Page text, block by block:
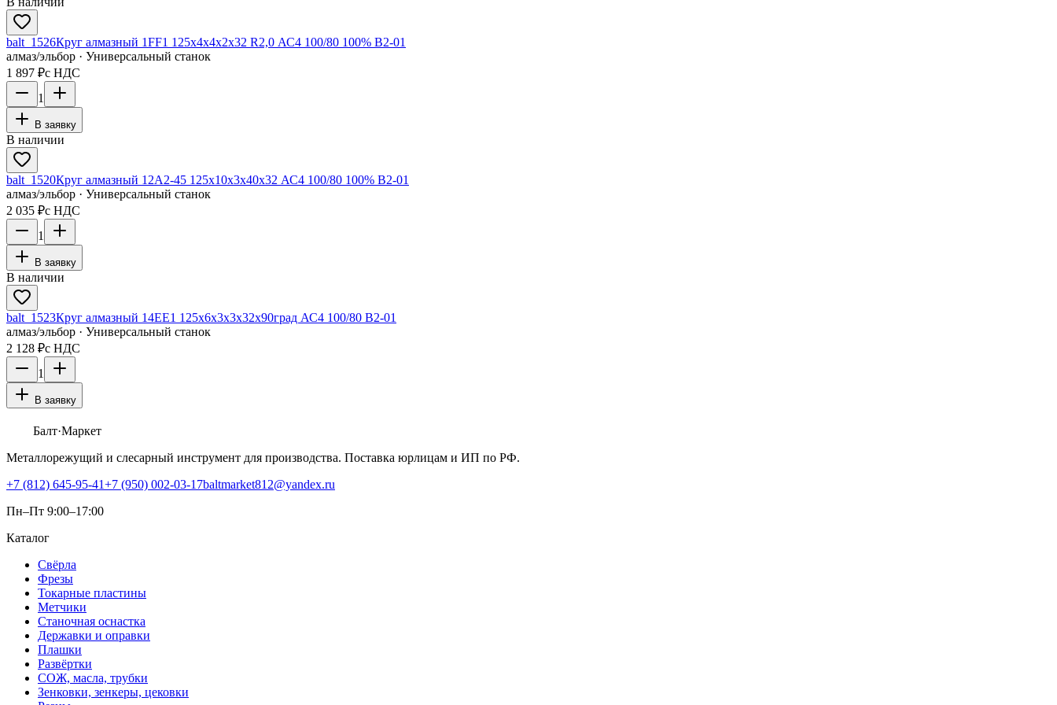
balt_1526Круг алмазный 1FF1 125х4х4х2х32 R2,0 АС4 100/80 100% В2-01
алмаз/эльбор · Универсальный станок
1 897 ₽с НДС
1
В заявку
В наличии
balt_1520Круг алмазный 12А2-45 125х10х3х40х32 АС4 100/80 100% В2-01
алмаз/эльбор · Универсальный станок
2 035 ₽с НДС
1
В заявку
В наличии
balt_1523Круг алмазный 14ЕЕ1 125х6х3х3х32х90град АС4 100/80 В2-01
алмаз/эльбор · Универсальный станок
2 128 ₽с НДС
1
В заявку
Балт·Маркет
Металлорежущий и слесарный инструмент для производства. Поставка юрлицам и ИП по РФ.
+7 (812) 645-95-41+7 (950) 002-03-17baltmarket812@yandex.ru
Пн–Пт 9:00–17:00
Каталог
Свёрла
Фрезы
Токарные пластины
Метчики
Станочная оснастка
Державки и оправки
Плашки
Развёртки
СОЖ, масла, трубки
Зенковки, зенкеры, цековки